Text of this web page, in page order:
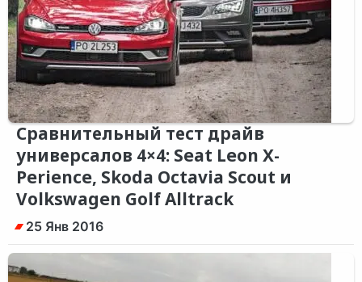
Сравнительный тест драйв
универсалов 4×4: Seat Leon X-
Perience, Skoda Octavia Scout и
Volkswagen Golf Alltrack
25 Янв 2016